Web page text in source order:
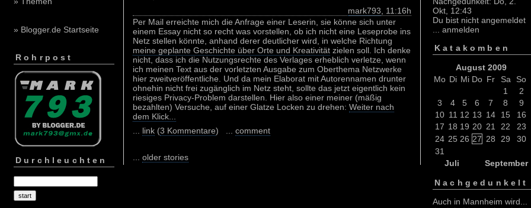
» Blogger.de Startseite
Rohrpost
Durchleuchten
mark793 , 11:16h
Per Mail erreichte mich die Anfrage einer Leserin, sie könne sich unter
einem Essay nicht so recht was vorstellen, ob ich nicht eine Leseprobe ins
Netz stellen könnte, anhand derer deutlicher wird, in welche Richtung
meine geplante Geschichte über Orte und Kreativität zielen soll. Ich denke
nicht, dass ich die Nutzungsrechte des Verlages erheblich verletze, wenn
ich meinen Text aus der vorletzten Ausgabe zum Oberthema Netzwerke
hier zweitveröffentliche. Und da mein Elaborat mit Autorennamen drunter
ohnehin nicht frei zugänglich im Netz steht, sollte das jetzt eigentlich kein
riesiges Privacy-Problem darstellen. Hier also einer meiner (mäßig
bezahlten) Versuche, auf einer Glatze Locken zu drehen: Weiter nach
dem Klick...
link (3 Kommentare) ... comment
older stories
Okt, 12:43
Du bist nicht angemeldet
... anmelden
Katakomben
August 2009
Mo Di Mi Do Fr Sa
So
1
2
3
4 5 6 7 8
9
10 11 12 13 14 15
16
17 18 19 20 21 22
23
24 25 26 27 28 29
30
31
Juli
September
Nachgedunkelt
Auch in Mannheim wird...